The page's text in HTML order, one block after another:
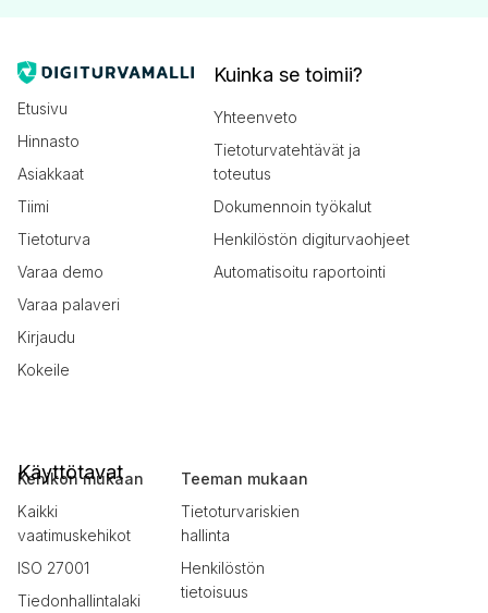
Etusivu
Hinnasto
Asiakkaat
Tiimi
Tietoturva
Varaa demo
Varaa palaveri
Kirjaudu
Kokeile
Kuinka se toimii?
Yhteenveto
Tietoturvatehtävät ja
toteutus
Dokumennoin työkalut
Henkilöstön digiturvaohjeet
Automatisoitu raportointi
Käyttötavat
Kehikon mukaan
Kaikki
vaatimuskehikot
ISO 27001
Tiedonhallintalaki
Teeman mukaan
Tietoturvariskien
hallinta
Henkilöstön
tietoisuus